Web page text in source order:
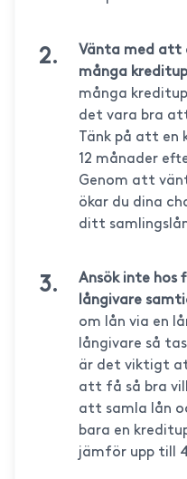
Vänta med att
många
många
det vara bra
Tänk på att en
12 månader
Genom att
ökar du dina
ditt
Ansök inte hos
långivare
om lån via en
långivare så
är det viktigt
att få så bra
att samla lån
bara en
jämför upp till